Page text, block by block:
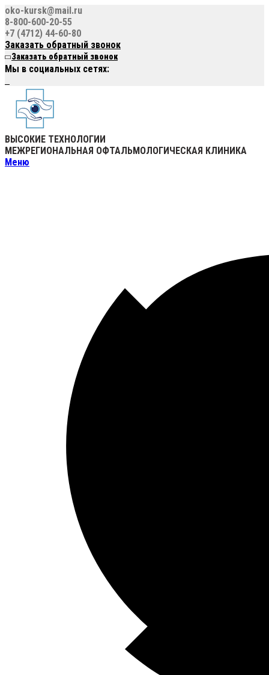
oko-kursk@mail.ru
8-800-600-20-55
+7 (4712) 44-60-80
Заказать обратный звонок
Заказать обратный звонок
Мы в социальных сетях:
ВЫСОКИЕ ТЕХНОЛОГИИ
МЕЖРЕГИОНАЛЬНАЯ ОФТАЛЬМОЛОГИЧЕСКАЯ КЛИНИКА
Меню